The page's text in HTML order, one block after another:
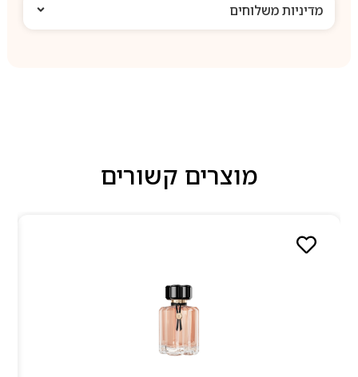
מדיניות משלוחים
מוצרים קשורים